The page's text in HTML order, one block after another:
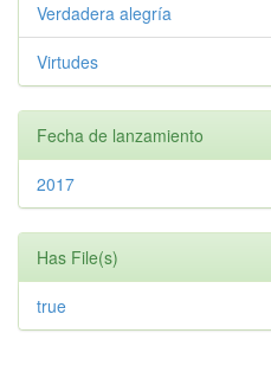
Verdadera alegría
Virtudes
Fecha de lanzamiento
2017
Has File(s)
true